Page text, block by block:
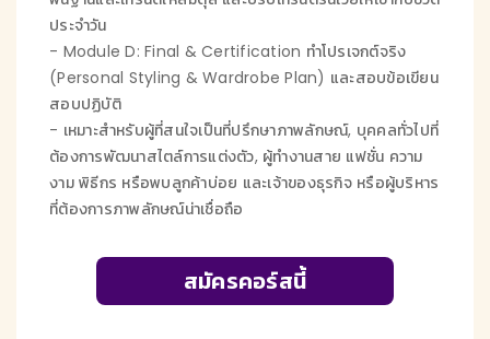
ประจำวัน
- Module D: Final & Certification ทำโปรเจกต์จริง
(Personal Styling & Wardrobe Plan) และสอบข้อเขียน
สอบปฏิบัติ
- เหมาะสำหรับผู้ที่สนใจเป็นที่ปรึกษาภาพลักษณ์, บุคคลทั่วไปที่
ต้องการพัฒนาสไตล์การแต่งตัว, ผู้ทำงานสาย แฟชั่น ความ
งาม พิธีกร หรือพบลูกค้าบ่อย และเจ้าของธุรกิจ หรือผู้บริหาร
ที่ต้องการภาพลักษณ์น่าเชื่อถือ
สมัครคอร์สนี้